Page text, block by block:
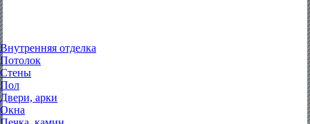
Внутренняя отделка
Потолок
Стены
Пол
Двери, арки
Окна